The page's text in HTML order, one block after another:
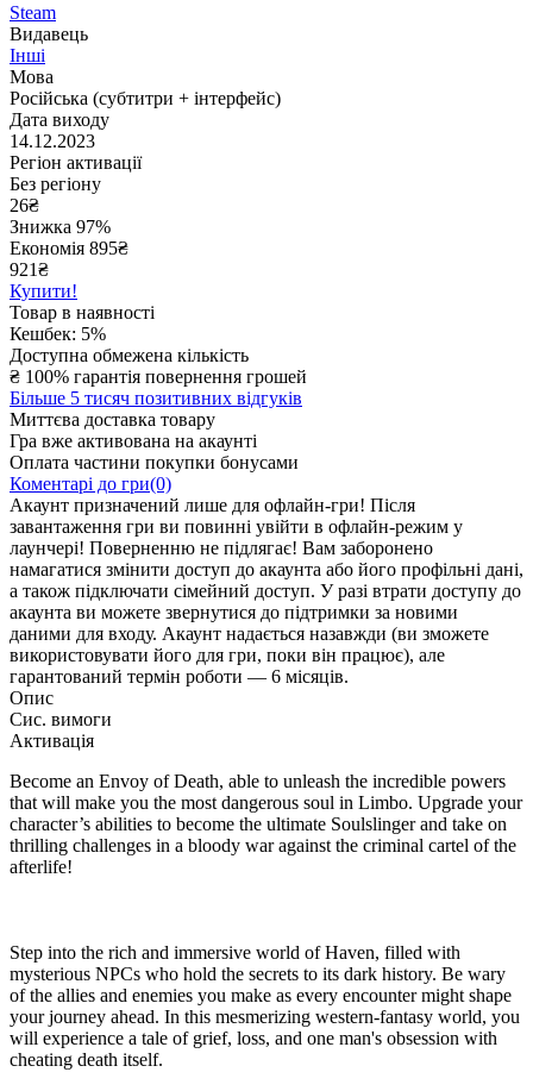
Steam
Видавець
Інші
Мова
Російська (субтитри + інтерфейс)
Дата виходу
14.12.2023
Регіон активації
Без регіону
26₴
Знижка 97%
Економія 895₴
921₴
Купити!
Товар в наявності
Кешбек: 5%
Доступна обмежена кількість
₴ 100% гарантія повернення грошей
Більше 5 тисяч позитивних відгуків
Миттєва доставка товару
Гра вже активована на акаунті
Оплата частини покупки бонусами
Коментарі до гри(0)
Акаунт призначений лише для офлайн-гри! Після
завантаження гри ви повинні увійти в офлайн-режим у
лаунчері! Поверненню не підлягає! Вам заборонено
намагатися змінити доступ до акаунта або його профільні дані,
а також підключати сімейний доступ. У разі втрати доступу до
акаунта ви можете звернутися до підтримки за новими
даними для входу. Акаунт надається назавжди (ви зможете
використовувати його для гри, поки він працює), але
гарантований термін роботи — 6 місяців.
Опис
Сис. вимоги
Активація
Become an Envoy of Death, able to unleash the incredible powers
that will make you the most dangerous soul in Limbo. Upgrade your
character’s abilities to become the ultimate Soulslinger and take on
thrilling challenges in a bloody war against the criminal cartel of the
afterlife!
Step into the rich and immersive world of Haven, filled with
mysterious NPCs who hold the secrets to its dark history. Be wary
of the allies and enemies you make as every encounter might shape
your journey ahead. In this mesmerizing western-fantasy world, you
will experience a tale of grief, loss, and one man's obsession with
cheating death itself.